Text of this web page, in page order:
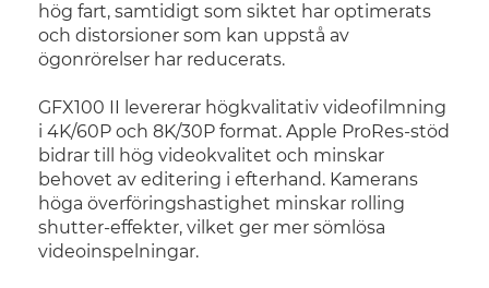
hög fart, samtidigt som siktet har optimerats
och distorsioner som kan uppstå av
ögonrörelser har reducerats.
GFX100 II levererar högkvalitativ videofilmning
i 4K/60P och 8K/30P format. Apple ProRes-stöd
bidrar till hög videokvalitet och minskar
behovet av editering i efterhand. Kamerans
höga överföringshastighet minskar rolling
shutter-effekter, vilket ger mer sömlösa
videoinspelningar.